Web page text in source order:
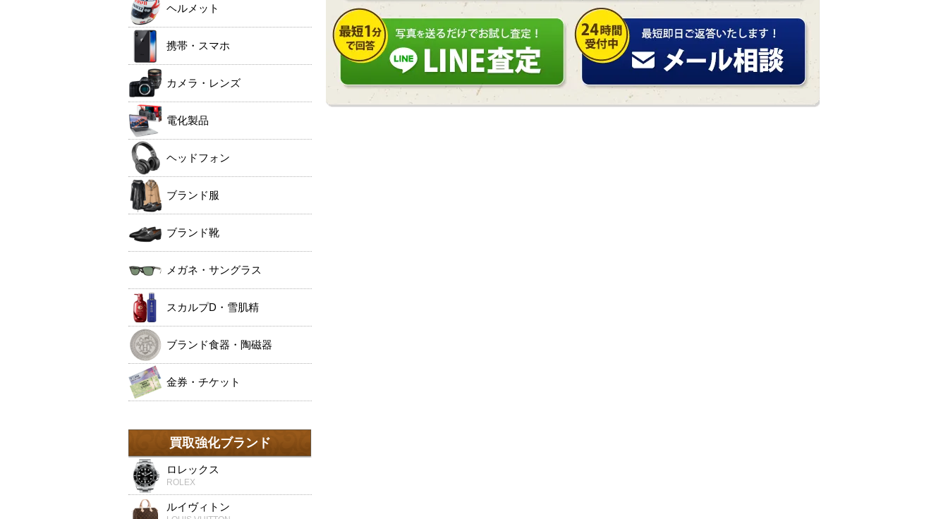
ヘルメット
携帯・スマホ
カメラ・レンズ
電化製品
ヘッドフォン
ブランド服
ブランド靴
メガネ・サングラス
スカルプD・雪肌精
ブランド食器・陶磁器
金券・チケット
買取強化ブランド
ロレックス
ROLEX
ルイヴィトン